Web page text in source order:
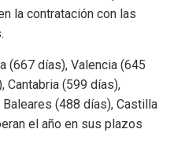
la contratación con las
(667 días), Valencia (645
Cantabria (599 días),
(488 días), Castilla
el año en sus plazos